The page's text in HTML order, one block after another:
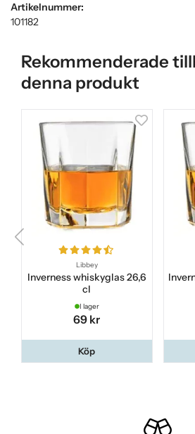
Artikelnummer:
101182
Rekommenderade
denna produkt
Libbey
Inverness whiskyglas 26,6
cl
I lager
69 kr
Köp